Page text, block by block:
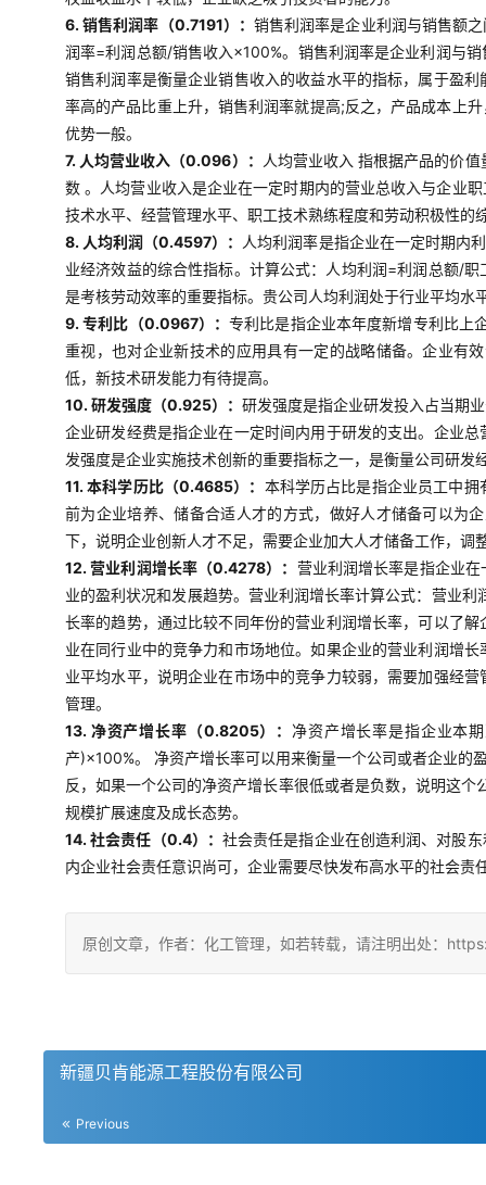
6. 销售利润率（0.7191）： 销售利润率是企业利润与销售额
润率=利润总额/销售收入×100%。销售利润率是企业利润与
销售利润率是衡量企业销售收入的收益水平的指标，属于盈
率高的产品比重上升，销售利润率就提高;反之，产品成本上
优势一般。
7. 人均营业收入（0.096）：
人均营业收入 指根据产品的价
数 。人均营业收入是企业在一定时期内的营业总收入与企业
技术水平、经营管理水平、职工技术熟练程度和劳动积极性
8. 人均利润（0.4597）： 人均利润率是指企业在一定时期内
业经济效益的综合性指标。计算公式：人均利润=利润总额/
是考核劳动效率的重要指标。贵公司人均利润处于行业平均
9. 专利比（0.0967）：专利比是指企业本年度新增专利比上
重视，也对企业新技术的应用具有一定的战略储备。企业有
低，新技术研发能力有待提高。
10. 研发强度（0.925）： 研发强度是指企业研发投入占当期
企业研发经费是指企业在一定时间内用于研发的支出。企业
发强度是企业实施技术创新的重要指标之一，是衡量公司研
11. 本科学历比（0.4685）： 本科学历占比是指企业员工中
前为企业培养、储备合适人才的方式，做好人才储备可以为
下，说明企业创新人才不足，需要企业加大人才储备工作，调
12. 营业利润增长率（0.4278）： 营业利润增长率是指企业
业的盈利状况和发展趋势。营业利润增长率计算公式：营业
长率的趋势，通过比较不同年份的营业利润增长率，可以了
业在同行业中的竞争力和市场地位。如果企业的营业利润增
业平均水平，说明企业在市场中的竞争力较弱，需要加强经
管理。
13. 净资产增长率（0.8205）： 净资产增长率是指企业本
产)×100%。 净资产增长率可以用来衡量一个公司或者企业的
反，如果一个公司的净资产增长率很低或者是负数，说明这
规模扩展速度及成长态势。
14. 社会责任（0.4）： 社会责任是指企业在创造利润、对股
内企业社会责任意识尚可，企业需要尽快发布高水平的社会责
原创文章，作者：化工管理，如若转载，请注明出处：
新疆贝肯能源工程股份有限公司
Previous